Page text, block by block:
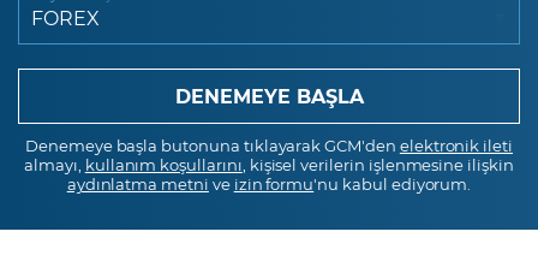
Denemeye başla butonuna tıklayarak GCM'den elektronik ileti
almayı, kullanım koşullarını , kişisel verilerin işlenmesine ilişkin
aydınlatma metni ve izin formu'nu kabul ediyorum.